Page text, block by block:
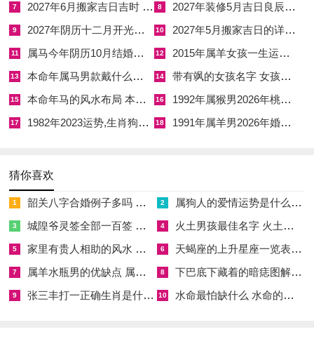
此为岁破，冲太岁，主变动、冲击、奔波、分离与 转折，在本
年子鼠因逢此冲，必有重要人生关口。
忌，午火冲去子水忌神，反主得财升迁，但太岁当令，火旺水
子午水火直冲，作用心肾交合，常有心悸，失眠、腰膝酸软，耳
鸣眩晕之症。
冲主动，代表着生活居所、工作领域、职位常有变动，或频繁远
行波折，或突然职业转换，情感宫内，子午为先天桃花咸池正
冲，已婚者易有墙外桃花侵扰，夫妻宫动摇；未婚者情海波涛汹
涌，关系忽冷忽热，缘来缘去难稳定，本年太岁方在正南午地，
7 2027年6月搬家吉日吉时 2027年农历6月搬家吉日一览表 8 2027年装修5月吉日良辰查询表 2027年农历5月装修吉日一览表
9 2027年阴历十二月开光吉日 2027年12月开光吉日一览表 10 2027年5月搬家吉日的详细解释 2027年5月搬家吉日吉时查询
11 属马今年阴历10月结婚好吗 属马还有几年本命年结婚呢好吗 12 2015年属羊女孩一生运势 2015年属羊女2026年健康运好吗
13 本命年属马男款戴什么财神 本命年属马男士戴什么好一点 14 带有飒的女孩名字 女孩取名字带飒字有什么名字好听
15 本命年马的风水布局 本命年马的佛像怎么摆放 16 1992年属猴男2026年桃花运 1992年属猴男2026年感情运如何
17 1982年2023运势,生肖狗1982年2023运势 18 1991年属羊男2026年婚姻运势 1991年属羊男2026年感情运如何
猜你喜欢
1 韶关八字合婚例子多吗 韶关八字测风水 2 属狗人的爱情运势是什么意思 属狗的人爱情观
3 城隍爷灵签全部一百签 城隍爷灵签解签大全 4 火土男孩最佳名字 火土属性的字男孩名字有哪些
5 家里有贵人相助的风水 家里有贵人是什么意思 6 天蝎座的上升星座一览表 天蝎座的上升星座查询
7 属羊水瓶男的优缺点 属羊水瓶座男生性格爱情观 8 下巴底下藏着的暗痣图解 下巴尖底下有痣代表什么
9 张三丰打一正确生肖是什么意思 张三丰是指什么生肖 10 水命最怕缺什么 水命的人忌什么